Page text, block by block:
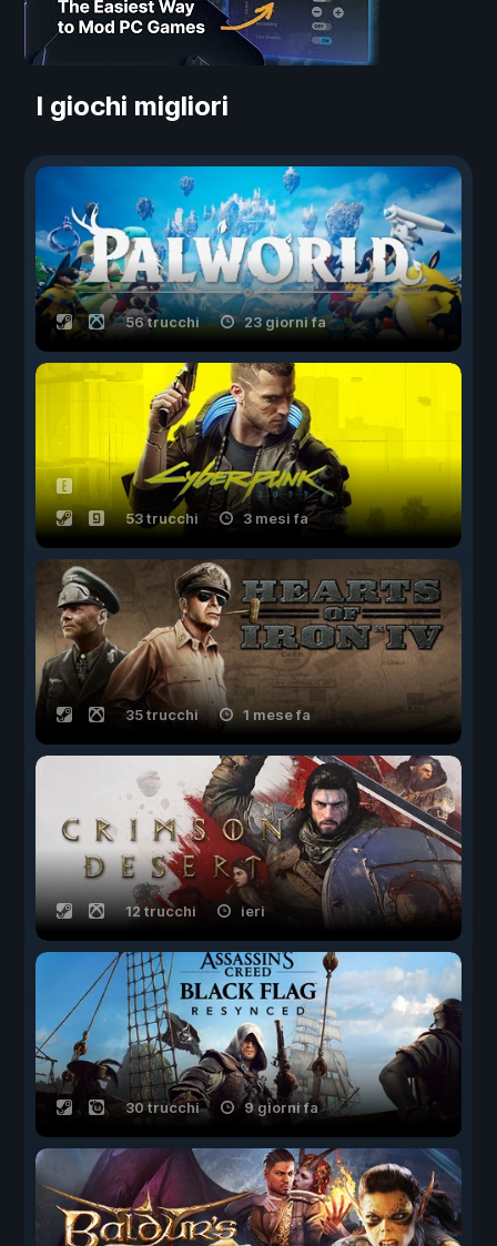
I giochi migliori
56 trucchi 23 giorni fa
53 trucchi 3 mesi fa
35 trucchi 1 mese fa
12 trucchi ieri
30 trucchi 9 giorni fa